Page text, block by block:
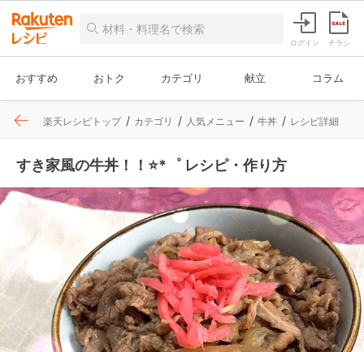
ログイン チラシ
おすすめ おトク カテゴリ 献立 コラム
楽天レシピトップ カテゴリ 人気メニュー 牛丼 レシピ詳細
すき家風の牛丼！！⭐*゜ レシピ・作り方